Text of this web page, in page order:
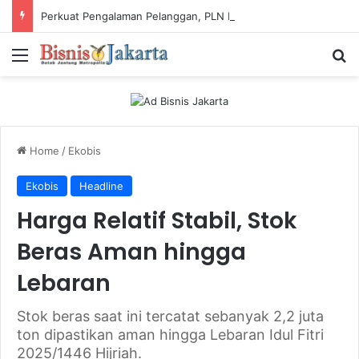
Menu
Home / Ekobis
Ekobis Headline
Harga Relatif Stabil, Stok
Beras Aman hingga
Lebaran
Stok beras saat ini tercatat sebanyak 2,2 juta
ton dipastikan aman hingga Lebaran Idul Fitri
2025/1446 Hijriah.